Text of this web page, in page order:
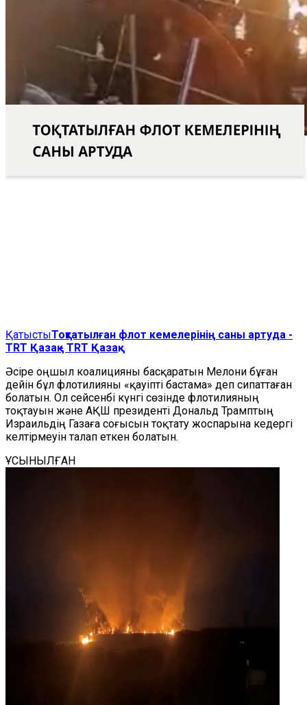
ҚатыстыТоқтатылған флот кемелерінің саны артуда -
TRT Қазақ - TRT Қазақ
Әсіре оңшыл коалицияны басқаратын Мелони бұған
дейін бұл флотилияны «қауіпті бастама» деп сипаттаған
болатын. Ол сейсенбі күнгі сөзінде флотилияның
тоқтауын және АҚШ президенті Дональд Трамптың
Израильдің Газаға соғысын тоқтату жоспарына кедергі
келтірмеуін талап еткен болатын.
ҰСЫНЫЛҒАН